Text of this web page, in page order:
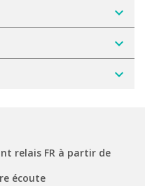
navigate_next
navigate_next
navigate_next
relais FR à partir de
écoute